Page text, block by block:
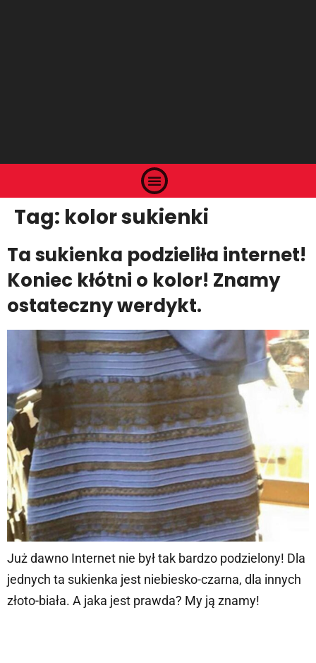
Tag: kolor sukienki
Ta sukienka podzieliła internet!
Koniec kłótni o kolor! Znamy
ostateczny werdykt.
Już dawno Internet nie był tak bardzo podzielony! Dla
jednych ta sukienka jest niebiesko-czarna, dla innych
złoto-biała. A jaka jest prawda? My ją znamy!